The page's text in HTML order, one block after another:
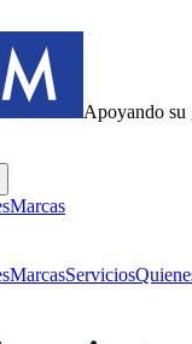
Apoyando su
Marcas
MarcasServicios